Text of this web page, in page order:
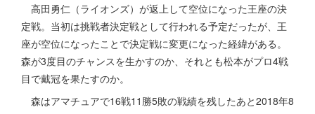
高田勇仁（ライオンズ）が返上して空位になった王座の決
定戦。当初は挑戦者決定戦として行われる予定だったが、王
座が空位になったことで決定戦に変更になった経緯がある。
森が3度目のチャンスを生かすのか、それとも松本がプロ4戦
目で戴冠を果たすのか。
森はアマチュアで16戦11勝5敗の戦績を残したあと2018年8